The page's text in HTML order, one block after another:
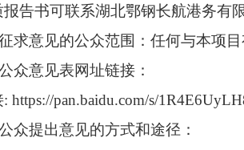
报告书可联系湖北鄂钢长航港务有
求意见的公众范围：任何与本项
众意见表网址链接：
: https://pan.baidu.com/s/
众提出意见的方式和途径：